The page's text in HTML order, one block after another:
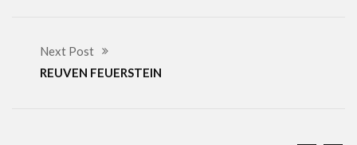
Next Post
REUVEN FEUERSTEIN